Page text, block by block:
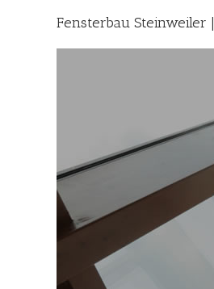
Fensterbau Steinweiler |